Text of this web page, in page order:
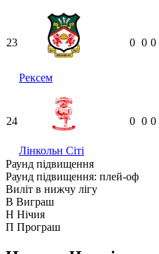
23
Рексем
0 0 0
24
Лінкольн Сіті
0 0 0
Раунд підвищення
Раунд підвищення: плей-оф
Виліт в нижчу лігу
В Виграш
Н Нічия
П Програш